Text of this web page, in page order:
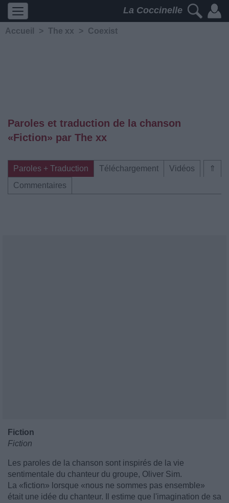
La Coccinelle
Accueil > The xx > Coexist
Paroles et traduction de la chanson
«Fiction» par The xx
⇑
Paroles + Traduction Téléchargement
Vidéos
Commentaires
Fiction
Fiction
Les paroles de la chanson sont inspirés de la vie
sentimentale du chanteur du groupe, Oliver Sim.
La «fiction» lorsque «nous ne sommes pas ensemble»
était une idée du chanteur. Il estime que l'imagination de sa